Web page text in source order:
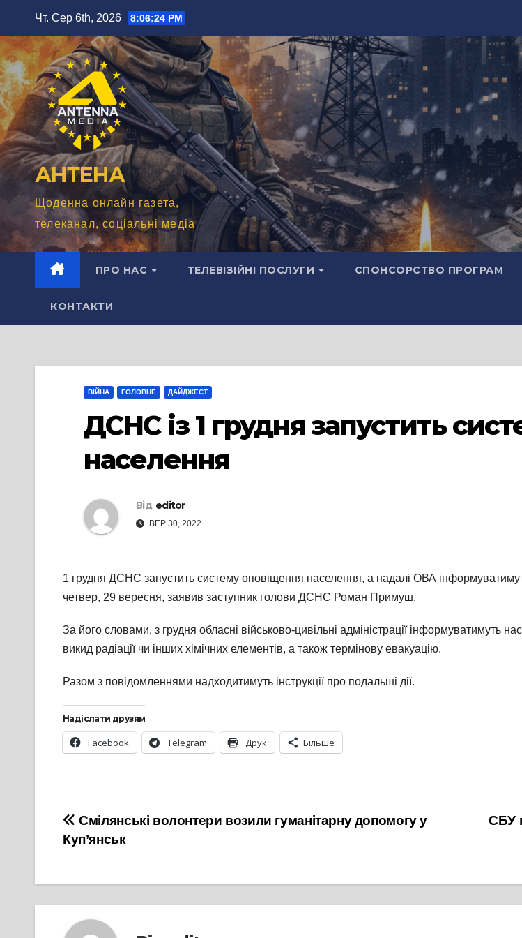
вмісту
Чт. Сер 6th, 2026 8:06:26 PM
АНТЕНА
Щоденна онлайн газета,
телеканал, соціальні медіа
ПРО НАС ТЕЛЕВІЗІЙНІ ПОСЛУГИ СПОНСОРСТВО ПРОГРАМ
КОНТАКТИ
ВІЙНА ГОЛОВНЕ ДАЙДЖЕСТ
ДСНС із 1 грудня запустить
населення
Від editor
ВЕР 30, 2022
1 грудня ДСНС запустить систему оповіщення населення, а надалі ОВА
четвер, 29 вересня, заявив заступник голови ДСНС Роман Примуш.
За його словами, з грудня обласні військово-цивільні адміністрації інформуватимуть
викид радіації чи інших хімічних елементів, а також термінову евакуацію.
Разом з повідомленнями надходитимуть інструкції про подальші дії.
Надіслати друзям
Facebook Telegram Друк Більше
Навігація
записів
СБУ
Смілянські волонтери возили гуманітарну допомогу у
Куп’янськ